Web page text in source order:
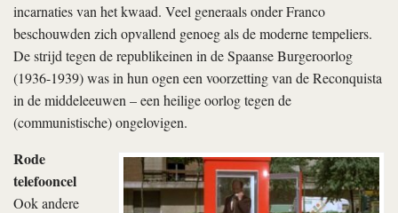
incarnaties van het kwaad. Veel generaals onder Franco
beschouwden zich opvallend genoeg als de moderne tempeliers.
De strijd tegen de republikeinen in de Spaanse Burgeroorlog
(1936-1939) was in hun ogen een voorzetting van de Reconquista
in de middeleeuwen – een heilige oorlog tegen de
(communistische) ongelovigen.
Rode
telefooncel
Ook andere